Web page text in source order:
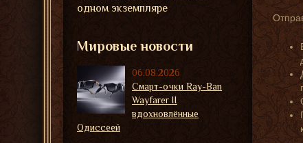
одном экземпляре
Мировые новости
06.08.2026
Смарт-очки Ray-Ban
Wayfarer II
вдохновлённые
Одиссеей